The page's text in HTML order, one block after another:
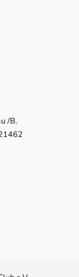
/B.